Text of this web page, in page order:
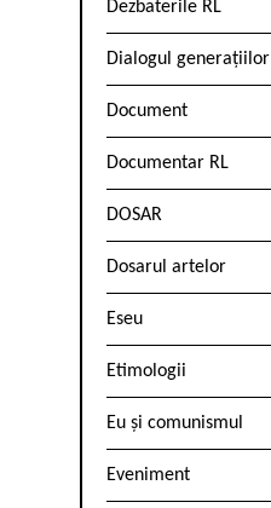
Dezbaterile RL
Dialogul generațiilor
Document
Documentar RL
DOSAR
Dosarul artelor
Eseu
Etimologii
Eu și comunismul
Eveniment